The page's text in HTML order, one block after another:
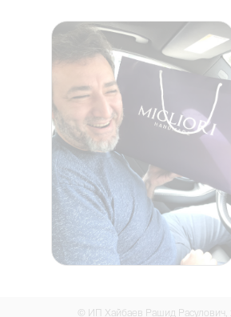
© ИП Хайбаев Рашид Расулович,